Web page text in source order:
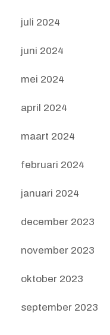
juli 2024
juni 2024
mei 2024
april 2024
maart 2024
februari 2024
januari 2024
december 2023
november 2023
oktober 2023
september 2023